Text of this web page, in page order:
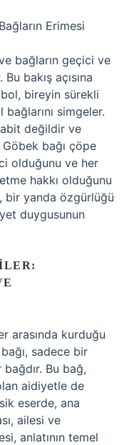
Erimesi
bağların geçici ve
bakış açısına
bireyin sürekli
simgeler.
değildir ve
bağı çöpe
olduğunu ve her
hakkı olduğunu
bir yanda özgürlüğü
duygusunun
arasında kurduğu
sadece bir
Bu bağ,
aidiyetle de
eserde, ana
ailesi ve
anlatının temel